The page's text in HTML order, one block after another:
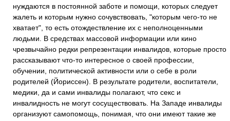
нуждаются в постоянной заботе и помощи, которых следует
жалеть и которым нужно сочувствовать, "которым чего-то не
хватает", то есть отождествление их с неполноценными
людьми. В средствах массовой информации или кино
чрезвычайно редки репрезентации инвалидов, которые просто
рассказывают что-то интересное о своей профессии,
обучении, политической активности или о себе в роли
родителей (Йориссен). В результате родители, воспитатели,
медики, да и сами инвалиды полагают, что секс и
инвалидность не могут сосуществовать. На Западе инвалиды
организуют самопомощь, понимая, что они имеют такие же